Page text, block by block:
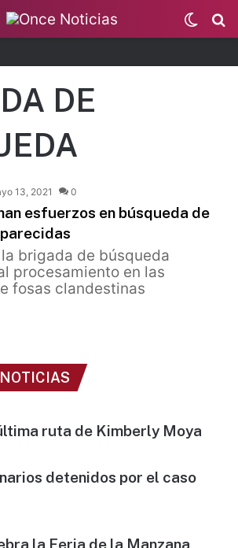
Switch
skin
DE
13, 2021 0
esfuerzos en búsqueda de
brigada de búsqueda
procesamiento en las
fosas clandestinas
ruta de Kimberly Moya
detenidos por el caso
la Feria de la Manzana